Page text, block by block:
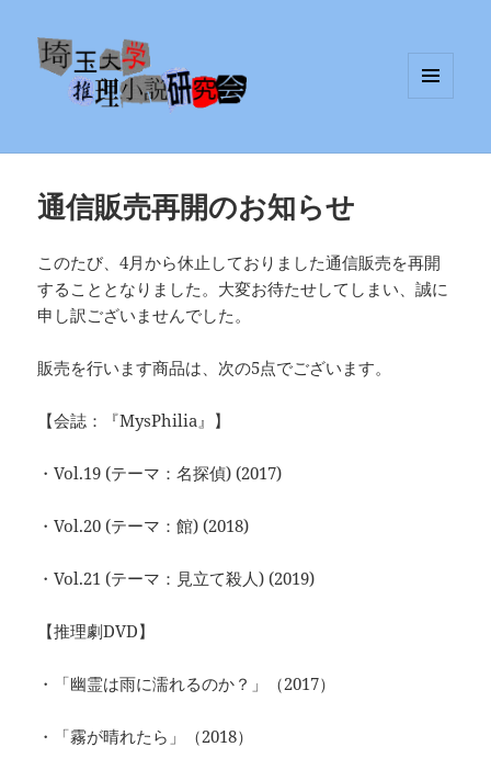
通信販売再開のお知らせ
このたび、4月から休止しておりました通信販売を再開
することとなりました。大変お待たせしてしまい、誠に
申し訳ございませんでした。
販売を行います商品は、次の5点でございます。
【会誌：『MysPhilia』】
・Vol.19 (テーマ：名探偵) (2017)
・Vol.20 (テーマ：館) (2018)
・Vol.21 (テーマ：見立て殺人) (2019)
【推理劇DVD】
・「幽霊は雨に濡れるのか？」（2017）
・「霧が晴れたら」（2018）